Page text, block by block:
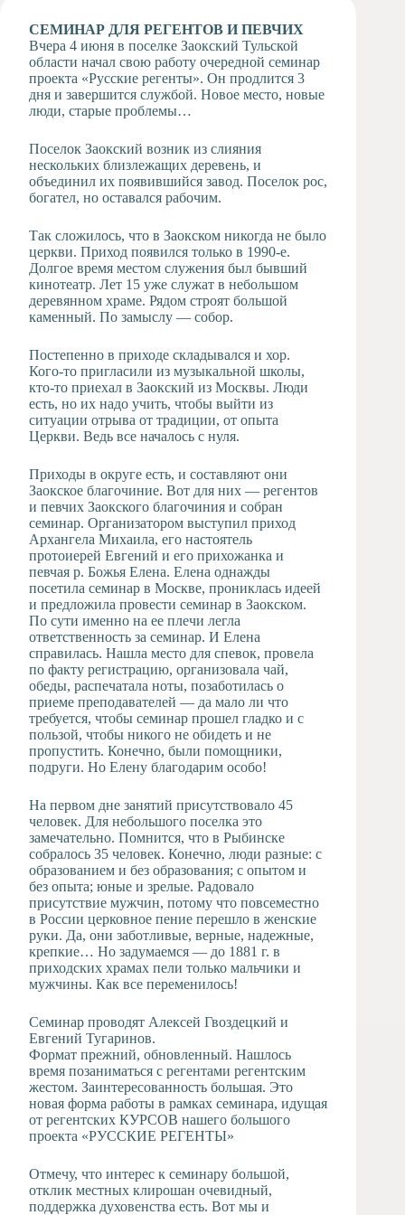
студия
Музыкальное
отделение
Психологическая
Служба
Тьюторская
служба
СЕМИНАР ДЛЯ РЕГЕНТОВ И ПЕВЧИХ
Вчера 4 июня в поселке Заокский Тульской
области начал свою работу очередной семинар
проекта «Русские регенты». Он продлится 3
дня и завершится службой. Новое место, новые
люди, старые проблемы…
Поселок Заокский возник из слияния
нескольких близлежащих деревень, и
объединил их появившийся завод. Поселок рос,
богател, но оставался рабочим.
Так сложилось, что в Заокском никогда не было
церкви. Приход появился только в 1990-е.
Долгое время местом служения был бывший
кинотеатр. Лет 15 уже служат в небольшом
деревянном храме. Рядом строят большой
каменный. По замыслу — собор.
Постепенно в приходе складывался и хор.
Кого-то пригласили из музыкальной школы,
кто-то приехал в Заокский из Москвы. Люди
есть, но их надо учить, чтобы выйти из
ситуации отрыва от традиции, от опыта
Церкви. Ведь все началось с нуля.
Приходы в округе есть, и составляют они
Заокское благочиние. Вот для них — регентов
и певчих Заокского благочиния и собран
семинар. Организатором выступил приход
Архангела Михаила, его настоятель
протоиерей Евгений и его прихожанка и
певчая р. Божья Елена. Елена однажды
посетила семинар в Москве, прониклась идеей
и предложила провести семинар в Заокском.
По сути именно на ее плечи легла
ответственность за семинар. И Елена
справилась. Нашла место для спевок, провела
по факту регистрацию, организовала чай,
обеды, распечатала ноты, позаботилась о
приеме преподавателей — да мало ли что
требуется, чтобы семинар прошел гладко и с
пользой, чтобы никого не обидеть и не
пропустить. Конечно, были помощники,
подруги. Но Елену благодарим особо!
На первом дне занятий присутствовало 45
человек. Для небольшого поселка это
замечательно. Помнится, что в Рыбинске
собралось 35 человек. Конечно, люди разные: с
образованием и без образования; с опытом и
без опыта; юные и зрелые. Радовало
присутствие мужчин, потому что повсеместно
в России церковное пение перешло в женские
руки. Да, они заботливые, верные, надежные,
крепкие… Но задумаемся — до 1881 г. в
приходских храмах пели только мальчики и
мужчины. Как все переменилось!
Семинар проводят Алексей Гвоздецкий и
Евгений Тугаринов.
Формат прежний, обновленный. Нашлось
время позаниматься с регентами регентским
жестом. Заинтересованность большая. Это
новая форма работы в рамках семинара, идущая
от регентских КУРСОВ нашего большого
проекта «РУССКИЕ РЕГЕНТЫ»
Отмечу, что интерес к семинару большой,
отклик местных клирошан очевидный,
поддержка духовенства есть. Вот мы и